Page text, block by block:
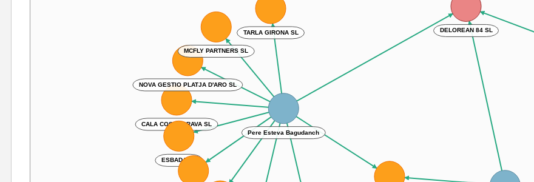
DELOREAN 84 SL
Pere Esteva Bagudanch
CALA COSTA BRAVA SL
NOVA GESTIO PLATJA D'ARO SL
ESBADA SL
TARLA GIRONA SL
MCFLY PARTNERS SL